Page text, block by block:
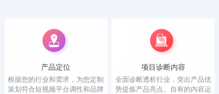
产品定位
根据您的行业和需求，为您定制
策划符合短视频平台调性和品牌
项目诊断内容
全面诊断透析行业，突出产品优
势提炼产品亮点。自有的内容运